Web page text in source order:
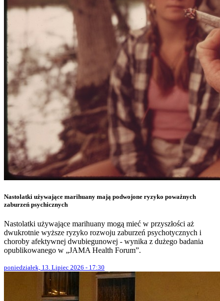
Nastolatki używające marihuany mają podwojone ryzyko poważnych
zaburzeń psychicznych
Nastolatki używające marihuany mogą mieć w przyszłości aż
dwukrotnie wyższe ryzyko rozwoju zaburzeń psychotycznych i
choroby afektywnej dwubiegunowej - wynika z dużego badania
opublikowanego w „JAMA Health Forum”.
poniedziałek, 13. Lipiec 2026 - 17:30